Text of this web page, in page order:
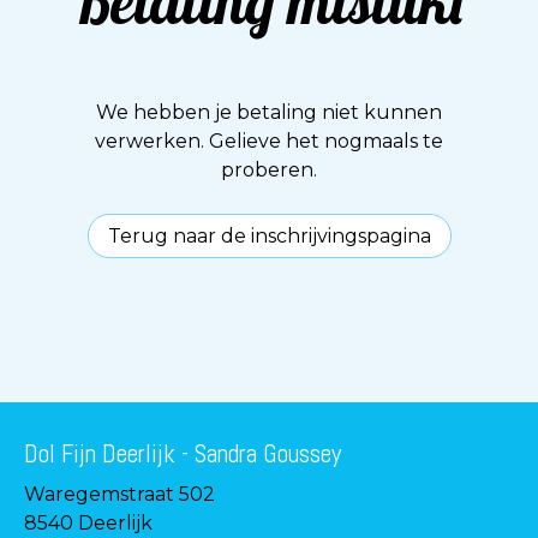
We hebben je betaling niet kunnen
verwerken. Gelieve het nogmaals te
proberen.
Terug naar de inschrijvingspagina
Dol Fijn Deerlijk - Sandra Goussey
Waregemstraat 502
8540 Deerlijk